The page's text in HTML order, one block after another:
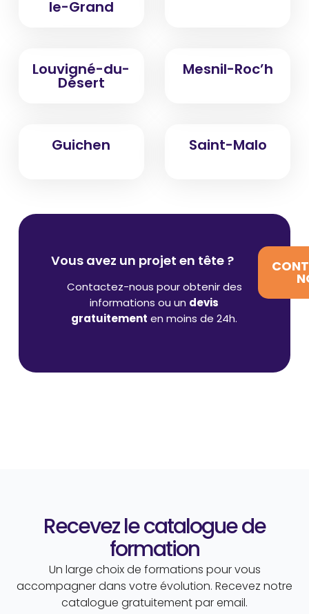
le-Grand
Louvigné-du-
Désert
Mesnil-Roc’h
Guichen Saint-Malo
Vous avez un projet en tête ?
Contactez-nous pour obtenir des
informations ou un devis
gratuitement en moins de 24h.
Recevez le catalogue de
formation
Un large choix de formations pour vous
accompagner dans votre évolution. Recevez notre
catalogue gratuitement par email.